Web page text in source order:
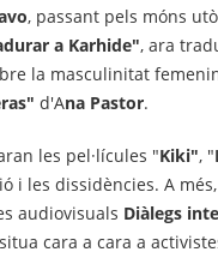
, passant pels móns
a Karhide", ara
la masculinitat
d'Ana Pastor.
les pel·lícules "Kiki", "
i les dissidències. A
audiovisuals Diàlegs
cara a cara a